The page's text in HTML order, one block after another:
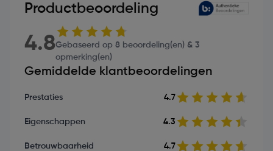
Productbeoordeling
4.8Gebaseerd op 8 beoordeling(en) & 3
opmerking(en)
Gemiddelde klantbeoordelingen
Prestaties 4.7
Eigenschappen 4.3
Betrouwbaarheid 4.7